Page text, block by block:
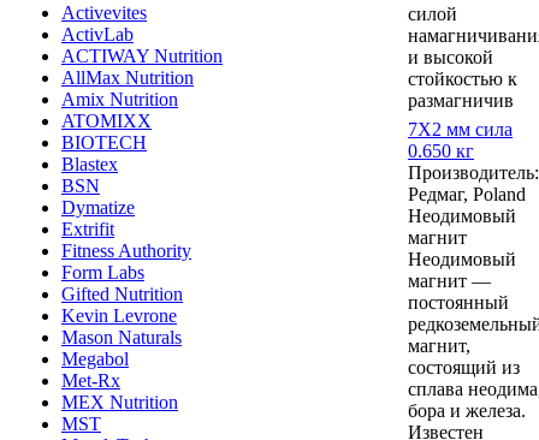
Activevites
ActivLab
ACTIWAY Nutrition
AllMax Nutrition
Amix Nutrition
ATOMIXX
BIOTECH
Blastex
BSN
Dymatize
Extrifit
Fitness Authority
Form Labs
Gifted Nutrition
Kevin Levrone
Mason Naturals
Megabol
Met-Rx
MEX Nutrition
MST
силой
и высокой
стойкостью к
размагничив
7Х2 мм сила
0.650 кг
Производитель:
Редмаг, Poland
Неодимовый
магнит
Неодимовый
магнит —
постоянный
магнит,
состоящий из
сплава
бора и железа.
Известен